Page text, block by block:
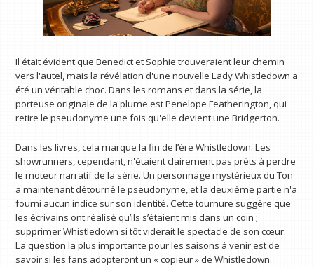
Il était évident que Benedict et Sophie trouveraient leur chemin
vers l'autel, mais la révélation d'une nouvelle Lady Whistledown a
été un véritable choc. Dans les romans et dans la série, la
porteuse originale de la plume est Penelope Featherington, qui
retire le pseudonyme une fois qu'elle devient une Bridgerton.
Dans les livres, cela marque la fin de l’ère Whistledown. Les
showrunners, cependant, n'étaient clairement pas prêts à perdre
le moteur narratif de la série. Un personnage mystérieux du Ton
a maintenant détourné le pseudonyme, et la deuxième partie n'a
fourni aucun indice sur son identité. Cette tournure suggère que
les écrivains ont réalisé qu’ils s’étaient mis dans un coin ;
supprimer Whistledown si tôt viderait le spectacle de son cœur.
La question la plus importante pour les saisons à venir est de
savoir si les fans adopteront un « copieur » de Whistledown.